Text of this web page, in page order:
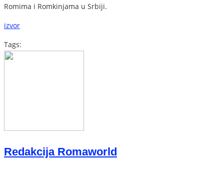
Romima i Romkinjama u Srbiji.
izvor
Tags:
Redakcija Romaworld